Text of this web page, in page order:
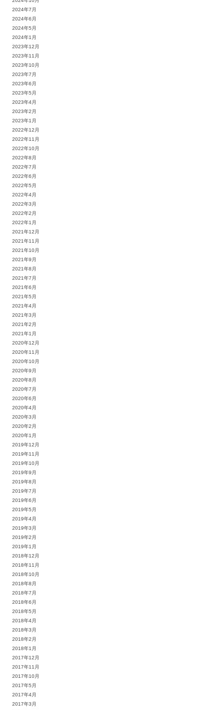
2024年7月
2024年6月
2024年5月
2024年1月
2023年12月
2023年11月
2023年10月
2023年7月
2023年6月
2023年5月
2023年4月
2023年2月
2023年1月
2022年12月
2022年11月
2022年10月
2022年8月
2022年7月
2022年6月
2022年5月
2022年4月
2022年3月
2022年2月
2022年1月
2021年12月
2021年11月
2021年10月
2021年9月
2021年8月
2021年7月
2021年6月
2021年5月
2021年4月
2021年3月
2021年2月
2021年1月
2020年12月
2020年11月
2020年10月
2020年9月
2020年8月
2020年7月
2020年6月
2020年4月
2020年3月
2020年2月
2020年1月
2019年12月
2019年11月
2019年10月
2019年9月
2019年8月
2019年7月
2019年6月
2019年5月
2019年4月
2019年3月
2019年2月
2019年1月
2018年12月
2018年11月
2018年10月
2018年8月
2018年7月
2018年6月
2018年5月
2018年4月
2018年3月
2018年2月
2018年1月
2017年12月
2017年11月
2017年10月
2017年5月
2017年4月
2017年3月